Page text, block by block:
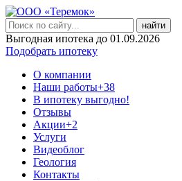
найти
Выгодная ипотека до 01.09.2026
Подобрать ипотеку
О компании
Наши работы+38
В ипотеку выгодно!
Отзывы
Акции+2
Услуги
Видеоблог
Геология
Контакты